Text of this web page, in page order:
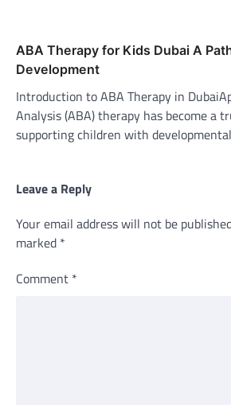
ABA Therapy for Kids Dubai A
Development
Introduction to ABA Therapy in
Analysis (ABA) therapy has become a
supporting children with
Leave a Reply
Your email address will not be
marked *
Comment *